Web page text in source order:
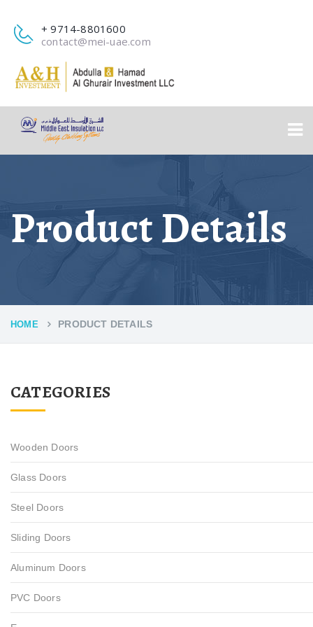
+ 9714-8801600
contact@mei-uae.com
Product Details
HOME PRODUCT DETAILS
CATEGORIES
Wooden Doors
Glass Doors
Steel Doors
Sliding Doors
Aluminum Doors
PVC Doors